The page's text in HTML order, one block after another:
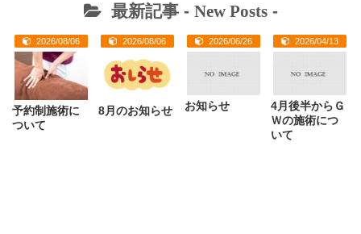
最新記事 - New Posts-
2026/08/06
予約制施術に
ついて
2026/08/06
8月のお知らせ
2026/06/26
お知らせ
2026/04/13
4月後半からＧ
Ｗの施術につ
いて